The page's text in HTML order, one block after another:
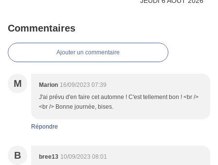
Commentaires
Ajouter un commentaire
M Marion 16/09/2023 07:39
J'ai prévu d'en faire cet automne ! C'est tellement bon ! <br />
<br /> Bonne journée, bises.
Répondre
B bree13 10/09/2023 08:01